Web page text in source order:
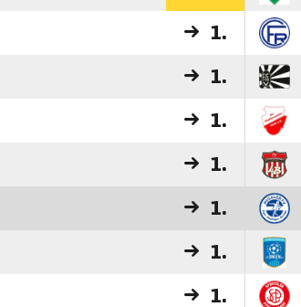
1.
1.
1.
1.
1.
1.
1.